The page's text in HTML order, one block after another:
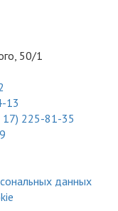
50/1
13
17) 225-81-35
данных